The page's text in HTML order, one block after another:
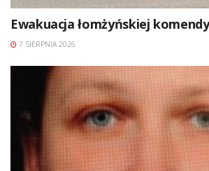
Ewakuacja łomżyńskiej
7 SIERPNIA 2026